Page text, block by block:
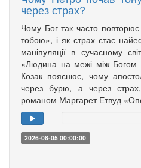
через страх?
Чому Бог так часто
тобою», і як страх стає
маніпуляції в сучасному
«Людина на межі між Богом
Козак пояснює, чому
через бурю, а через
романом Маргарет Етвуд
2026-08-05 00:00:00